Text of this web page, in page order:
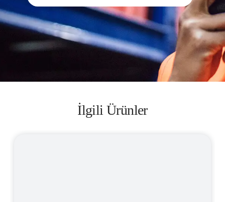
İlgili Ürünler